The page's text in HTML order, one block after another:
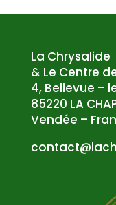
La Chrysalide
& Le Centre
4, Bellevue –
85220 LA
Vendée –
al@tc
atnoc